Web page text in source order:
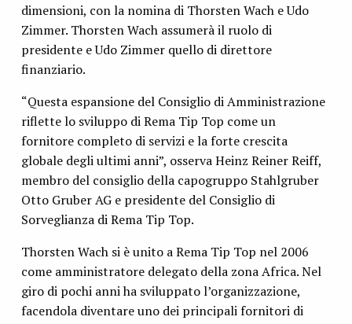
dimensioni, con la nomina di Thorsten Wach e Udo
Zimmer. Thorsten Wach assumerà il ruolo di
presidente e Udo Zimmer quello di direttore
finanziario.
“Questa espansione del Consiglio di Amministrazione
riflette lo sviluppo di Rema Tip Top come un
fornitore completo di servizi e la forte crescita
globale degli ultimi anni”, osserva Heinz Reiner Reiff,
membro del consiglio della capogruppo Stahlgruber
Otto Gruber AG e presidente del Consiglio di
Sorveglianza di Rema Tip Top.
Thorsten Wach si è unito a Rema Tip Top nel 2006
come amministratore delegato della zona Africa. Nel
giro di pochi anni ha sviluppato l’organizzazione,
facendola diventare uno dei principali fornitori di